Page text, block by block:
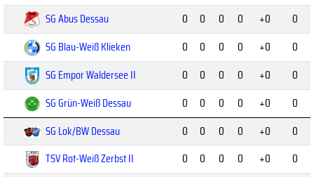
SG Abus Dessau
0 0 0 0 +0
0
SG Blau-Weiß Klieken
0 0 0 0 +0
0
SG Empor Waldersee II
0 0 0 0 +0
0
SG Grün-Weiß Dessau
0 0 0 0 +0
0
SG Lok/BW Dessau
0 0 0 0 +0
0
TSV Rot-Weiß Zerbst II
0 0 0 0 +0 0